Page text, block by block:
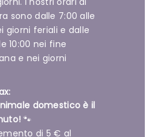
sono dalle 7:00 alle
giorni feriali e dalle
10:00 nei fine
e nei giorni
domestico è il
🐾
di 5 € al